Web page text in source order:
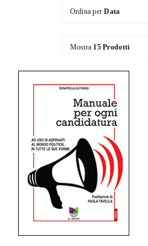
Chi siamo
Le Collane
Catalogo
Ordina perData
Mostra 15 Prodotti